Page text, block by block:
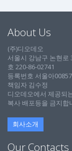
About Us
(주)디오데오
서울시 강남구 논현로
호 220-86-02741
등록번호 서울아
책임자 김수정
디오데오에서 제공되
복사 배포등을 금지합
회사소개
Our Contacts